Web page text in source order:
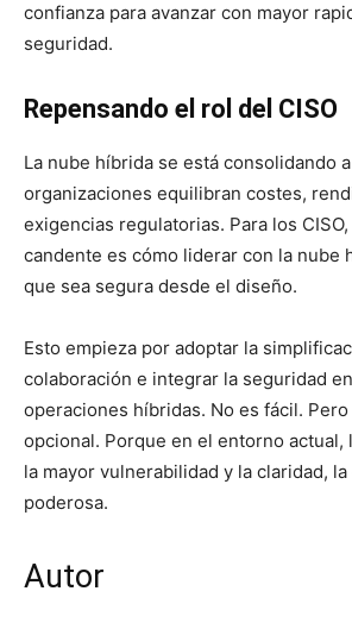
confianza para avanzar con mayor
seguridad.
Repensando el rol del CISO
La nube híbrida se está consolidando
organizaciones equilibran costes,
exigencias regulatorias. Para los
candente es cómo liderar con la nube
que sea segura desde el diseño.
Esto empieza por adoptar la
colaboración e integrar la seguridad
operaciones híbridas. No es fácil.
opcional. Porque en el entorno actual,
la mayor vulnerabilidad y la claridad,
poderosa.
Autor